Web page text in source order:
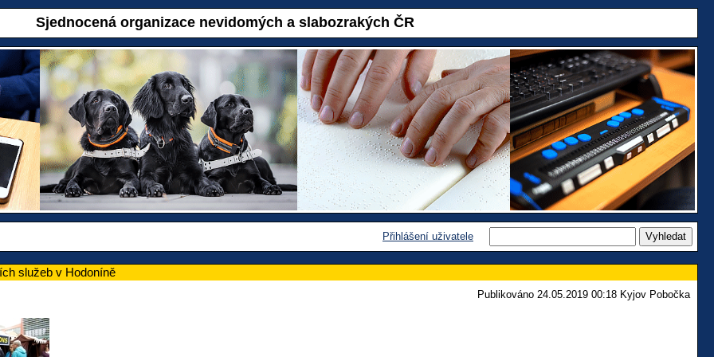
Sjednocená organizace nevidomých a slabozrakých ČR
Přihlášení uživatele
služeb v Hodoníně
Publikováno 24.05.2019 00:18 Kyjov Pobočka